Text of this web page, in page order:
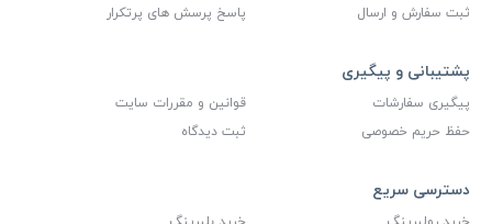
ثبت سفارش و ارسال
پاسخ پرسش های پرتکرار
پشتیبانی و پیگیری
پیگیری سفارشات
قوانین و مقررات سایت
حفظ حریم خصوصی
ثبت دیدگاه
دسترسی سریع